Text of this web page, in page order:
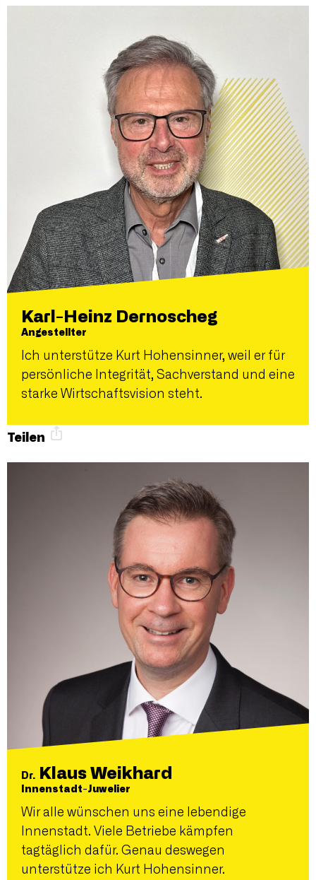
Karl-Heinz Dernoscheg
Angestellter
Ich unterstütze Kurt Hohensinner, weil er für
persönliche Integrität, Sachverstand und eine
starke Wirtschaftsvision steht.
Teilen
Dr. Klaus Weikhard
Innenstadt-Juwelier
Wir alle wünschen uns eine lebendige
Innenstadt. Viele Betriebe kämpfen
tagtäglich dafür. Genau deswegen
unterstütze ich Kurt Hohensinner.